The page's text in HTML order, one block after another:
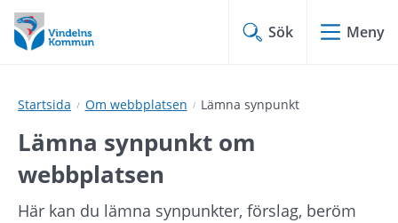
Hoppa
till
innehåll
Hoppa
till
undermeny
Sök Meny
Startsida Om webbplatsen Lämna synpunkt
Lämna synpunkt om
webbplatsen
Här kan du lämna synpunkter, förslag, beröm